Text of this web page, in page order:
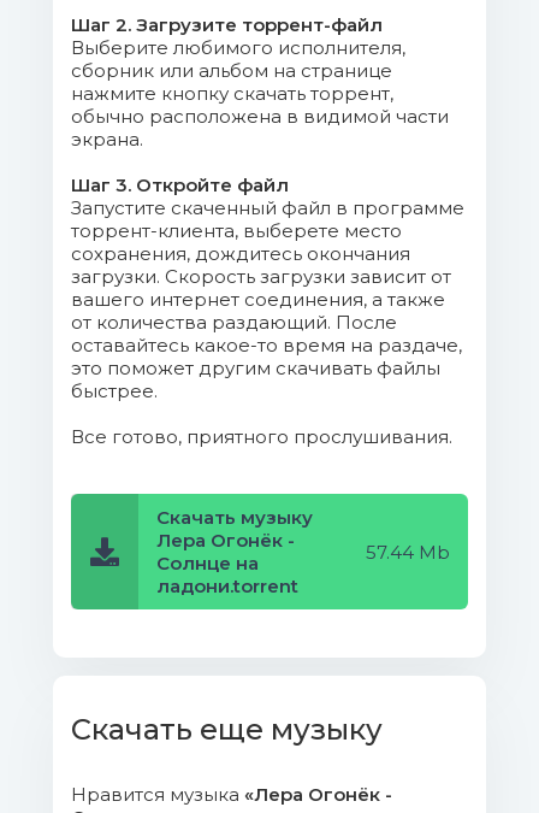
picture2.jpg (118.2 Kb)
Шаг 2. Загрузите торрент-файл
Выберите любимого исполнителя,
сборник или альбом на странице
нажмите кнопку скачать торрент,
обычно расположена в видимой части
экрана.
Шаг 3. Откройте файл
Запустите скаченный файл в программе
торрент-клиента, выберете место
сохранения, дождитесь окончания
загрузки. Скорость загрузки зависит от
вашего интернет соединения, а также
от количества раздающий. После
оставайтесь какое-то время на раздаче,
это поможет другим скачивать файлы
быстрее.
Все готово, приятного прослушивания.
Скачать музыку
Лера Огонёк -
Солнце на
ладони.torrent
57.44 Mb
Скачать еще музыку
Нравится музыка «Лера Огонёк -